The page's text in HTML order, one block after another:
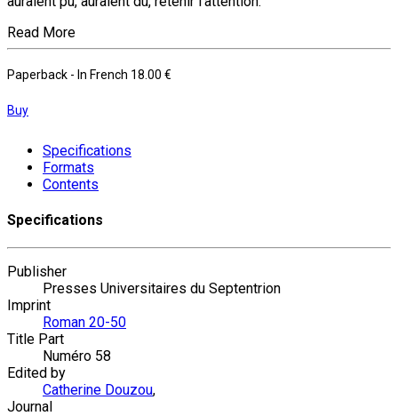
Read More
Paperback - In French 18.00 €
Buy
Specifications
Formats
Contents
Specifications
Publisher
Presses Universitaires du Septentrion
Imprint
Roman 20-50
Title Part
Numéro 58
Edited by
Catherine Douzou,
Journal